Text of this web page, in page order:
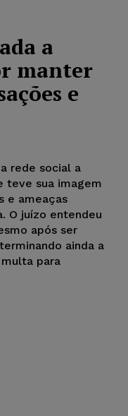
a
manter
e
rede social a
teve sua imagem
e ameaças
O juízo entendeu
após ser
ainda a
para